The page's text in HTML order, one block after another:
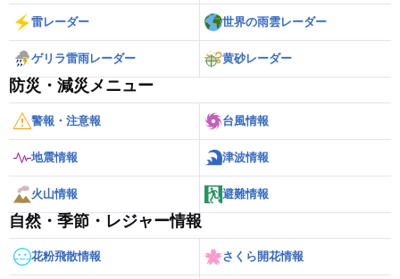
雷レーダー 世界の雨雲レーダー
ゲリラ雷雨レーダー 黄砂レーダー
防災・減災メニュー
警報・注意報 台風情報
地震情報 津波情報
火山情報 避難情報
自然・季節・レジャー情報
花粉飛散情報 さくら開花情報